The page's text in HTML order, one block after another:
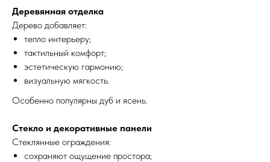
Деревянная отделка
Дерево добавляет:
тепло интерьеру;
тактильный комфорт;
эстетическую гармонию;
визуальную мягкость.
Особенно популярны дуб и ясень.
Стекло и декоративные панели
Стеклянные ограждения:
сохраняют ощущение простора;